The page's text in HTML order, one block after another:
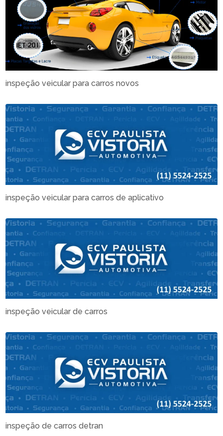
inspeção veicular para carros novos
inspeção veicular para carros de aplicativo
inspeção veicular de carros
inspeção de carros detran